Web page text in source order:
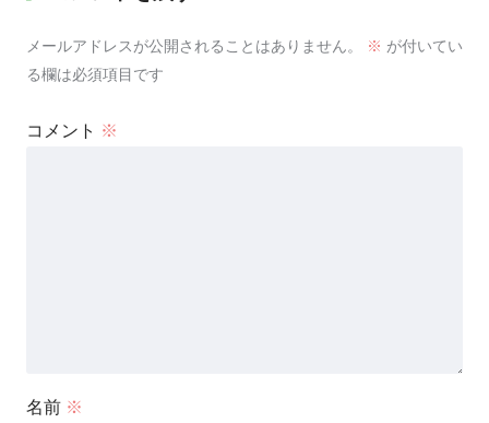
メールアドレスが公開されることはありません。 ※ が付いてい
る欄は必須項目です
コメント ※
名前 ※